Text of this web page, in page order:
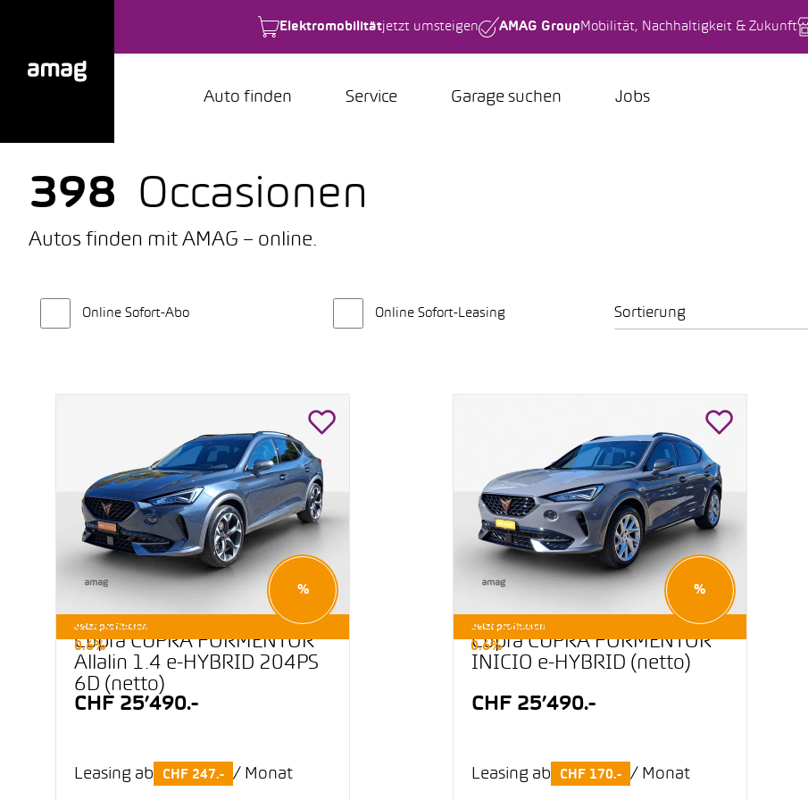
Elektromobilitätjetzt umsteigen AMAG Group Mobilität, Nachhaltigkeit & Zukunft
Auto finden Service Garage suchen Jobs
398 Occasionen
Autos finden mit AMAG – online.
Online Sofort-Abo Online Sofort-Leasing Sortierung
Jetzt profitieren
%
E-OCCASIONEN LEASING AB
0.6%
Cupra CUPRA FORMENTOR
Allalin 1.4 e-HYBRID 204PS
6D (netto)
CHF 25’490.-
Leasing ab CHF 247.- / Monat
Jetzt profitieren
%
E-OCCASIONEN LEASING AB
0.6%
Cupra CUPRA FORMENTOR
INICIO e-HYBRID (netto)
CHF 25’490.-
Leasing ab CHF 170.- / Monat